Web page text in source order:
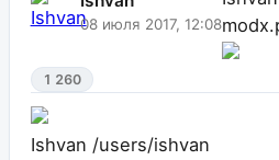
08 июля 2017, 12:08
1 260
Ishvan /users/ishvan